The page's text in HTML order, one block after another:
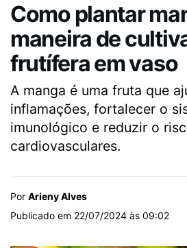
Como plantar
maneira de
frutífera em vaso
A manga é uma fruta que
inflamações, fortalecer o
imunológico e reduzir o
cardiovasculares.
Por Arieny Alves
Publicado em 22/07/2024 às 09:02